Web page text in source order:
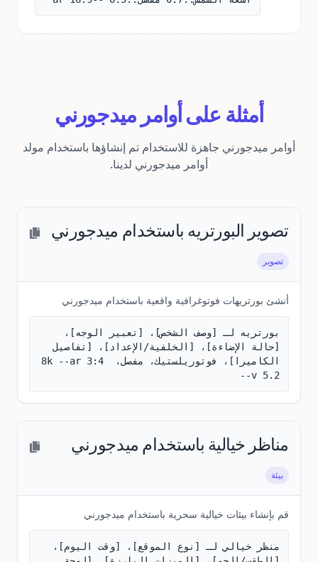
أمثلة على أوامر ميدجورني
أوامر ميدجورني جاهزة للاستخدام تم إنشاؤها باستخدام مولد
أوامر ميدجورني لدينا.
تصوير البورتريه باستخدام ميدجورني
تصوير
أنشئ بورتريهات فوتوغرافية واقعية باستخدام ميدجورني
الكاميرا]، فوتوريلستيك، مفصل، 8k --ar 3:4
--v 5.2
مناظر خيالية باستخدام ميدجورني
بيئة
قم بإنشاء بيئات خيالية سحرية باستخدام ميدجورني